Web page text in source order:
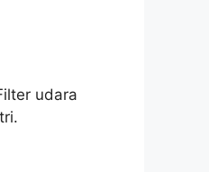
udara